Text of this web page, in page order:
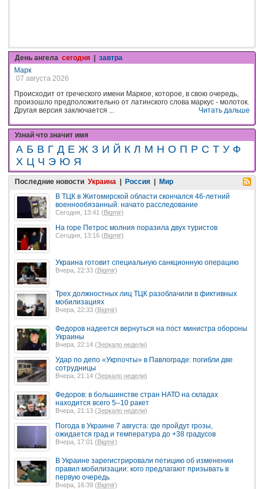
День ангела сегодня | завтра
Марк
07 августа 2026
Происходит от греческого имени Маркое, которое, в свою очередь,
произошло предположительно от латинского слова маркус - молоток.
Другая версия заключается ...
Читать дальше
Узнай что значит имя
А Б В Г Д Е Ж З И Й К Л М Н О П Р С Т У Ф
Х Ц Ч Э Ю Я
Последние новости Украина | Россия | Мир
В ТЦК в Житомирской области скончался 46-летний
военнообязанный: начато расследование
Сегодня, 13:41 (Bigmir)
На горе Петрос молния поразила двух туристов
Сегодня, 13:16 (Bigmir)
Украина готовит специальную санкционную операцию
Вчера, 22:33 (Bigmir)
Трех должностных лиц ТЦК разоблачили в фиктивных
мобилизациях
Вчера, 22:33 (Bigmir)
Федоров надеется вернуться на пост министра обороны
Украины
Вчера, 22:14 (Зеркало недели)
Удар по депо «Укрпочты» в Павлограде: погибли две
сотрудницы
Вчера, 21:14 (Зеркало недели)
Федоров: в большинстве стран НАТО на складах
находится всего 5–10 ракет
Вчера, 21:13 (Зеркало недели)
Погода в Украине 7 августа: где пройдут грозы,
ожидается град и температура до +38 градусов
Вчера, 17:01 (Bigmir)
В Украине зарегистрировали петицию об изменении
правил мобилизации: кого предлагают призывать в
первую очередь
Вчера, 16:39 (Bigmir)